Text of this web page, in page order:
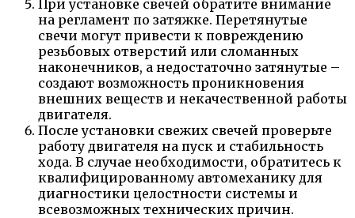
При установке свечей обратите внимание
на регламент по затяжке. Перетянутые
свечи могут привести к повреждению
резьбовых отверстий или сломанных
наконечников, а недостаточно затянутые –
создают возможность проникновения
внешних веществ и некачественной работы
двигателя.
После установки свежих свечей проверьте
работу двигателя на пуск и стабильность
хода. В случае необходимости, обратитесь к
квалифицированному автомеханику для
диагностики целостности системы и
всевозможных технических причин.